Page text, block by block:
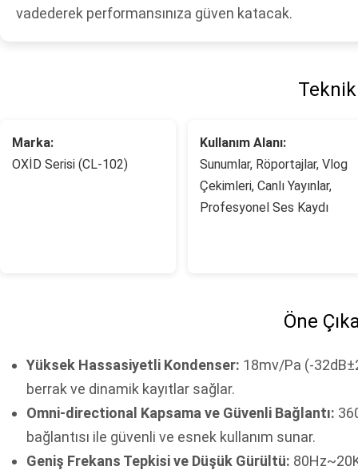
vadederek performansınıza güven katacak.
Marka:
OXİD Serisi (CL-102)
Kullanım Alanı:
Sunumlar, Röportajlar, Vlog
Çekimleri, Canlı Yayınlar,
Profesyonel Ses Kaydı
Öne
Yüksek Hassasiyetli Kondenser: 18mv/Pa (-
berrak ve dinamik kayıtlar sağlar.
Omni-directional Kapsama ve Güvenli Bağlantı:
bağlantısı ile güvenli ve esnek kullanım sunar.
Geniş Frekans Tepkisi ve Düşük Gürültü: